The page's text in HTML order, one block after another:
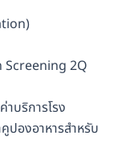
Screening 2Q
บริการโรง
ปองอาหารสำหรับ